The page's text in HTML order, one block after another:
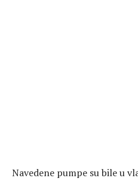
Navedene pumpe su bile u